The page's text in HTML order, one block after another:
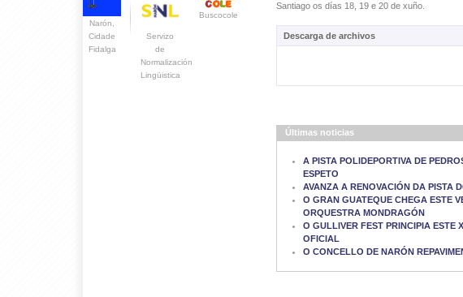
Narón,
Cidade
Fidalga
Servizo
de
Normalización
Lingüistica
Buscocole
Santiago os días 18, 19 e 20 de xuño.
Descarga de archivos
Últimas noticias
A PISTA POLIDEPORTIVA DE
ESPETO
AVANZA A RENOVACIÓN DA PISTA
O GRAN GUATEQUE CHEGA ESTE
ORQUESTRA MONDRAGÓN
O GULLIVER FEST PRINCIPIA ESTE
OFICIAL
O CONCELLO DE NARÓN